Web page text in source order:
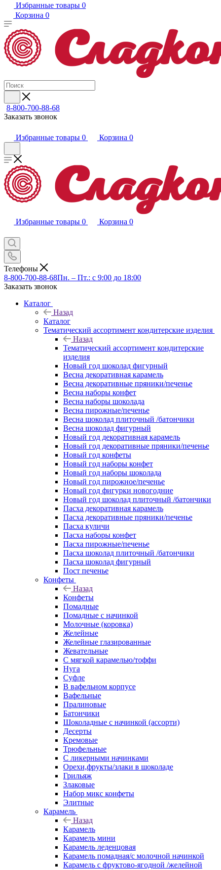
Избранные товары 0
Корзина 0
8-800-700-88-68
Заказать звонок
Избранные товары 0 Корзина 0
Избранные товары 0 Корзина 0
Телефоны
8-800-700-88-68Пн. – Пт.: с 9:00 до 18:00
Заказать звонок
Каталог
Назад
Каталог
Тематический ассортимент кондитерские изделия
Назад
Тематический ассортимент кондитерские
изделия
Новый год шоколад фигурный
Весна декоративная карамель
Весна декоративные пряники/печенье
Весна наборы конфет
Весна наборы шоколада
Весна пирожные/печенье
Весна шоколад плиточный /батончики
Весна шоколад фигурный
Новый год декоративная карамель
Новый год декоративные пряники/печенье
Новый год конфеты
Новый год наборы конфет
Новый год наборы шоколада
Новый год пирожное/печенье
Новый год фигурки новогодние
Новый год шоколад плиточный /батончики
Пасха декоративная карамель
Пасха декоративные пряники/печенье
Пасха куличи
Пасха наборы конфет
Пасха пирожные/печенье
Пасха шоколад плиточный /батончики
Пасха шоколад фигурный
Пост печенье
Конфеты
Назад
Конфеты
Помадные
Помадные с начинкой
Молочные (коровка)
Желейные
Желейные глазированные
Жевательные
С мягкой карамелью/тоффи
Нуга
Суфле
В вафельном корпусе
Вафельные
Пралиновые
Батончики
Шоколадные с начинкой (ассорти)
Десерты
Кремовые
Трюфельные
С ликерными начинками
Орехи,фрукты/злаки в шоколаде
Грильяж
Злаковые
Набор микс конфеты
Элитные
Карамель
Назад
Карамель
Карамель мини
Карамель леденцовая
Карамель помадная/с молочной начинкой
Карамель с фруктово-ягодной /желейной